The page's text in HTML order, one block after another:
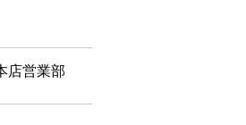
営業部